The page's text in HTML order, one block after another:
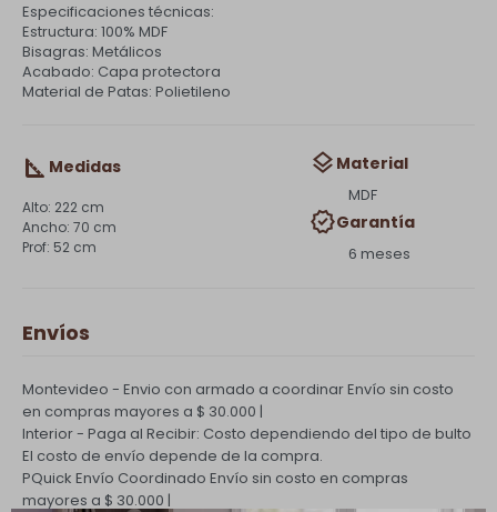
Especificaciones técnicas:
Estructura: 100% MDF
Bisagras: Metálicos
Acabado: Capa protectora
Material de Patas: Polietileno
Medidas
222 cm
70 cm
52 cm
Material
MDF
Garantía
6 meses
Envíos
Montevideo - Envio con armado a coordinarEnvío sin costo
en compras mayores a $ 30.000 |
Interior - Paga al Recibir: Costo dependiendo del tipo de bulto
El costo de envío depende de la compra.
PQuick Envío Coordinado Envío sin costo en compras
mayores a $ 30.000 |